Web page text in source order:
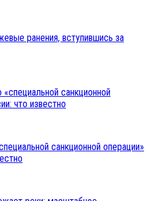
ранения, вступившись за
санкционной операции»